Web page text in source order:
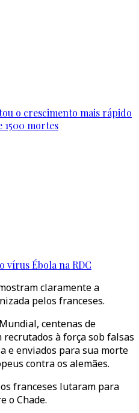
o crescimento mais rápido
1500 mortes
vírus Ébola na RDC
claramente a
pelos franceses.
centenas de
à força sob falsas
e enviados para sua morte
contra os alemães.
franceses lutaram para
o Chade.